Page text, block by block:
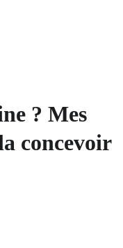
? Mes
concevoir